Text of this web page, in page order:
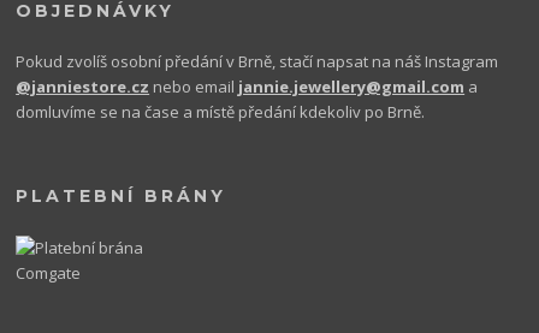
OBJEDNÁVKY
Pokud zvolíš osobní předání v Brně, stačí napsat na náš Instagram
@janniestore.cz nebo email jannie.jewellery@gmail.com a
domluvíme se na čase a místě předání kdekoliv po Brně.
PLATEBNÍ BRÁNY